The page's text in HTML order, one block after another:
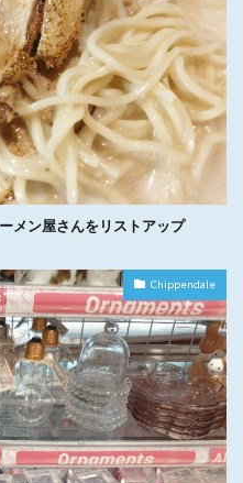
メン屋さんをリストアップ
Chippendale